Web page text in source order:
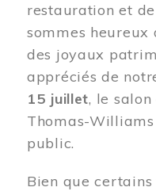
restauration et
sommes heureux
des joyaux
appréciés de
15 juillet, le
Thomas-
public.
Bien que